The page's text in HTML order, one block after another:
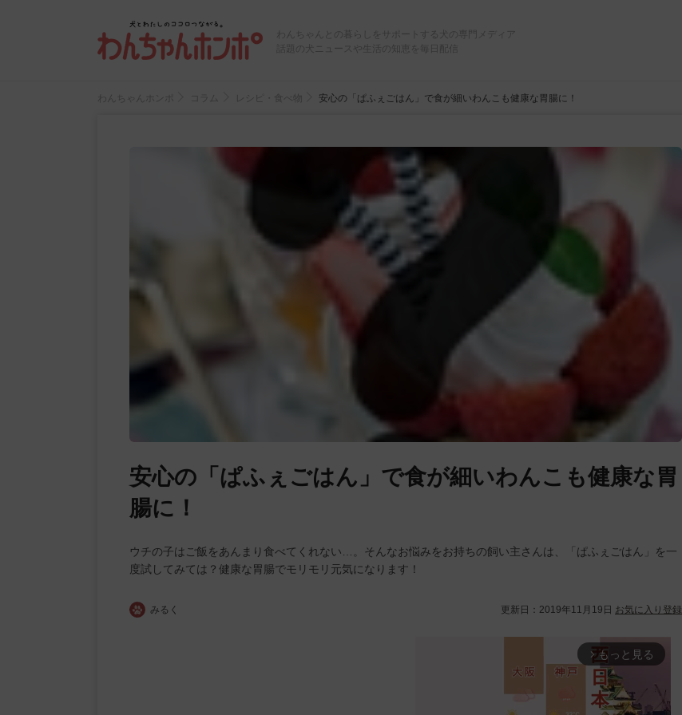
わんちゃんとの暮らしをサポートする犬の専門メディア
話題の犬ニュースや生活の知恵を毎日配信
わんちゃんホンポ コラム レシピ・食べ物 安心の「ぱふぇごはん」で食が細いわんこも健康な胃腸に！
安心の「ぱふぇごはん」で食が細いわんこも健康な胃
腸に！
ウチの子はご飯をあんまり食べてくれない…。そんなお悩みをお持ちの飼い主さんは、「ぱふぇごはん」を一
度試してみては？健康な胃腸でモリモリ元気になります！
みるく 更新日： 2019年11月19日 お気に入り登録
arrow_forward_ios もっと見る